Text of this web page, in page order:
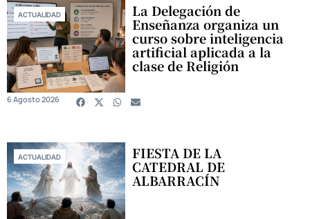
ACTUALIDAD La Delegación de
Enseñanza organiza un
curso sobre inteligencia
artificial aplicada a la
clase de Religión
6 Agosto 2026
ACTUALIDAD FIESTA DE LA
CATEDRAL DE
ALBARRACÍN